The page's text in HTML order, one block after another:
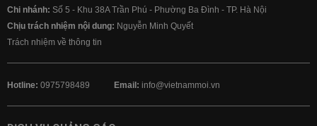
Chi nhánh: Số 5 - Khu 38A Trần Phú - Phường Ba Đình - TP. Hà Nội
Chịu trách nhiệm nội dung: Nguyễn Minh Quyết
Trách nhiệm về thông tin
Hotline: 0975798489 Email: info@vietnammoi.vn